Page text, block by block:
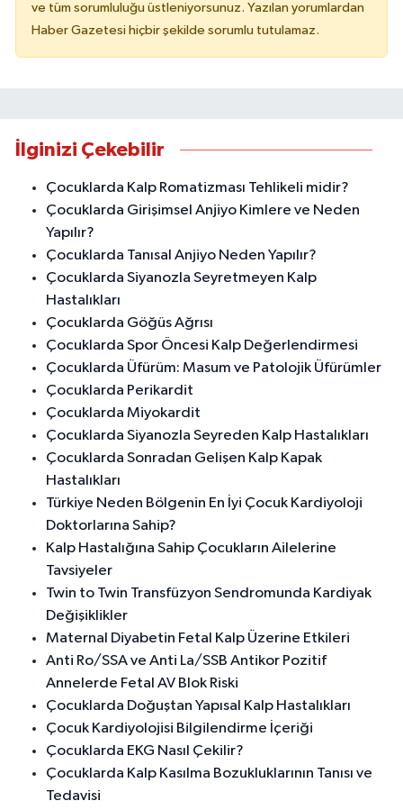
ve tüm sorumluluğu üstleniyorsunuz. Yazılan yorumlardan
Haber Gazetesi hiçbir şekilde sorumlu tutulamaz.
İlginizi Çekebilir
Çocuklarda Kalp Romatizması Tehlikeli midir?
Çocuklarda Girişimsel Anjiyo Kimlere ve Neden
Yapılır?
Çocuklarda Tanısal Anjiyo Neden Yapılır?
Çocuklarda Siyanozla Seyretmeyen Kalp
Hastalıkları
Çocuklarda Göğüs Ağrısı
Çocuklarda Spor Öncesi Kalp Değerlendirmesi
Çocuklarda Üfürüm: Masum ve Patolojik Üfürümler
Çocuklarda Perikardit
Çocuklarda Miyokardit
Çocuklarda Siyanozla Seyreden Kalp Hastalıkları
Çocuklarda Sonradan Gelişen Kalp Kapak
Hastalıkları
Türkiye Neden Bölgenin En İyi Çocuk Kardiyoloji
Doktorlarına Sahip?
Kalp Hastalığına Sahip Çocukların Ailelerine
Tavsiyeler
Twin to Twin Transfüzyon Sendromunda Kardiyak
Değişiklikler
Maternal Diyabetin Fetal Kalp Üzerine Etkileri
Anti Ro/SSA ve Anti La/SSB Antikor Pozitif
Annelerde Fetal AV Blok Riski
Çocuklarda Doğuştan Yapısal Kalp Hastalıkları
Çocuk Kardiyolojisi Bilgilendirme İçeriği
Çocuklarda EKG Nasıl Çekilir?
Çocuklarda Kalp Kasılma Bozukluklarının Tanısı ve
Tedavisi